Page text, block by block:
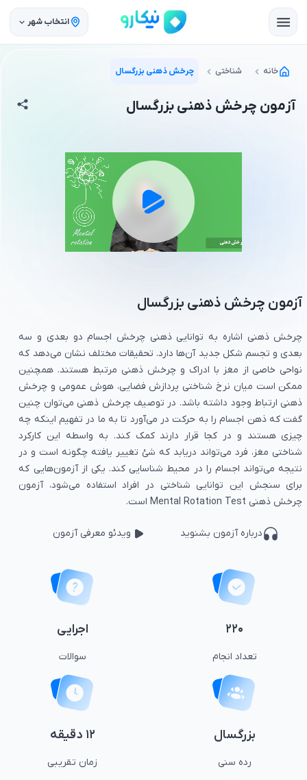
انتخاب شهر
خانه شناختی چرخش ذهنی بزرگسال
آزمون چرخش ذهنی بزرگسال
چرخش ذهنی اشاره به توانایی ذهنی چرخش اجسام دو بعدی و سه
بعدی و تجسم شکل جدید آن‌ها دارد. تحقیقات مختلف نشان می‌دهد که
نواحی خاصی از مغز با ادراک و چرخش ذهنی مرتبط هستند. همچنین
ممکن است میان نرخ شناختی پردازش فضایی، هوش عمومی و چرخش
ذهنی ارتباط وجود داشته باشد. در توصیف چرخش ذهنی می‌توان چنین
گفت که ذهن اجسام را به حرکت در می‌آورد تا به ما در تفهیم اینکه چه
چیزی هستند و در کجا قرار دارند کمک کند. به واسطه این کارکرد
شناختی مغز، فرد می‌تواند دریابد که شئ تغییر یافته چگونه است و در
نتیجه می‌تواند اجسام را در محیط شناسایی کند. یکی از آزمون‌هایی که
برای سنجش این توانایی شناختی در افراد استفاده می‌شود، آزمون
چرخش ذهنی Mental Rotation Test است.
آزمون چرخش ذهنی بزرگسال
دربارهآزمون بشنوید ویدئو معرفی آزمون
۲۲۰
تعداد انجام
اجرایی
سوالات
بزرگسال
رده سنی
۱۲ دقیقه
زمان تقریبی